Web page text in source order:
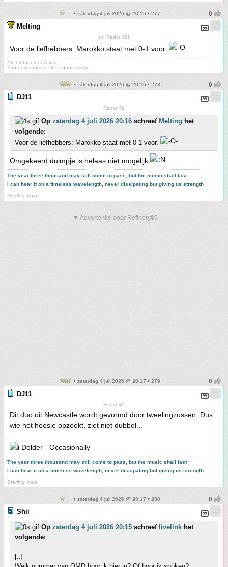
• zaterdag 4 juli 2026 @ 20:16 • 277
Melting
on Radio 49!
Voor de liefhebbers: Marokko staat met 0-1 voor.
Ain't it funny how it is
You never miss it 'til it's gone away!
• zaterdag 4 juli 2026 @ 20:16 • 278
DJ11
Radio 49
Op zaterdag 4 juli 2026 20:16 schreef Melting het
volgende:
Voor de liefhebbers: Marokko staat met 0-1 voor.
Omgekeerd duimpje is helaas niet mogelijk
The year three thousand may still come to pass, but the music shall last
I can hear it on a timeless wavelength, never dissipating but giving us strength
Sterling Void
▼ Advertentie door Refinery89
• zaterdag 4 juli 2026 @ 20:17 • 279
DJ11
Radio 49
Dit duo uit Newcastle wordt gevormd door tweelingzussen. Dus
wie het hoesje opzoekt, ziet niet dubbel...
Dolder - Occasionally
The year three thousand may still come to pass, but the music shall last
I can hear it on a timeless wavelength, never dissipating but giving us strength
Sterling Void
• zaterdag 4 juli 2026 @ 20:17 • 280
Shii
Op zaterdag 4 juli 2026 20:15 schreef livelink het
volgende:
[..]